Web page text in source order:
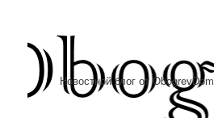
Новостной блог от ObogrevDom